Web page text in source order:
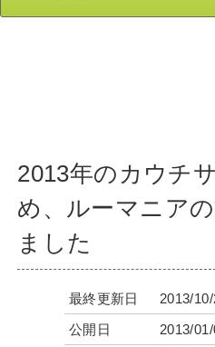
2013年のカウチ
め、ルーマニア
ました
最終更新日
2013/
公開日
2013/